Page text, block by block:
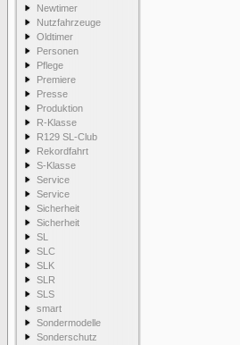
Newtimer
Nutzfahrzeuge
Oldtimer
Personen
Pflege
Premiere
Presse
Produktion
R-Klasse
R129 SL-Club
Rekordfahrt
S-Klasse
Service
Service
Sicherheit
Sicherheit
SL
SLC
SLK
SLR
SLS
smart
Sondermodelle
Sonderschutz